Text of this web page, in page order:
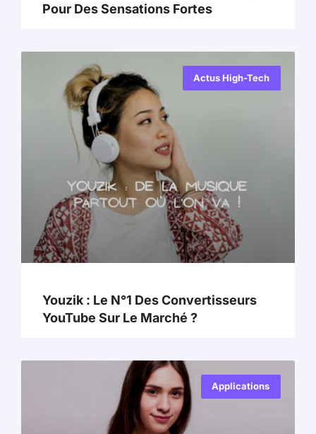
Pour Des Sensations Fortes
Actus High-Tech
Youzik : Le N°1 Des Convertisseurs
YouTube Sur Le Marché ?
Applications